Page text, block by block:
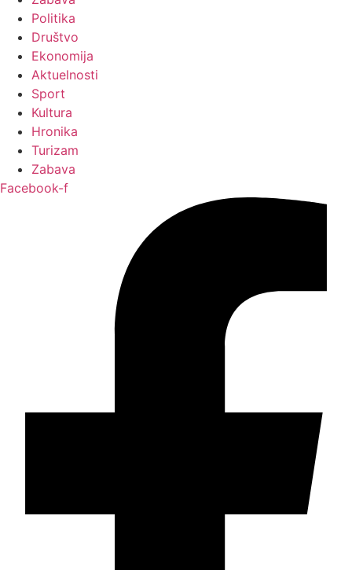
Politika
Društvo
Ekonomija
Aktuelnosti
Sport
Kultura
Hronika
Turizam
Zabava
Facebook-f